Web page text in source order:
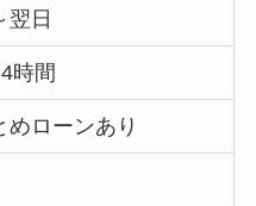
翌日
時間
めローンあり